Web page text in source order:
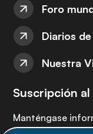
Foro
Diarios
Nuestra
Suscripción
Manténgase